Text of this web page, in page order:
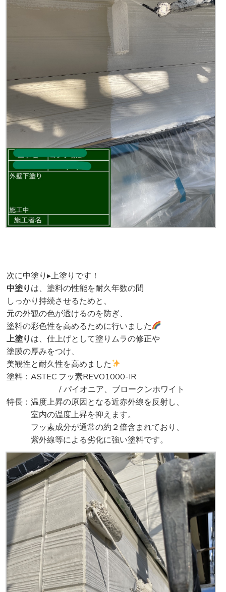
次に中塗り▸上塗りです！
中塗りは、塗料の性能を耐久年数の間
しっかり持続させるためと、
元の外観の色が透けるのを防ぎ、
塗料の彩色性を高めるために行いました
上塗りは、仕上げとして塗りムラの修正や
塗膜の厚みをつけ、
美観性と耐久性を高めました
塗料：ASTEC フッ素REVO1000-IR
/ パイオニア、ブロークンホワイト
特長：温度上昇の原因となる近赤外線を反射し、
室内の温度上昇を抑えます。
フッ素成分が通常の約２倍含まれており、
紫外線等による劣化に強い塗料です。